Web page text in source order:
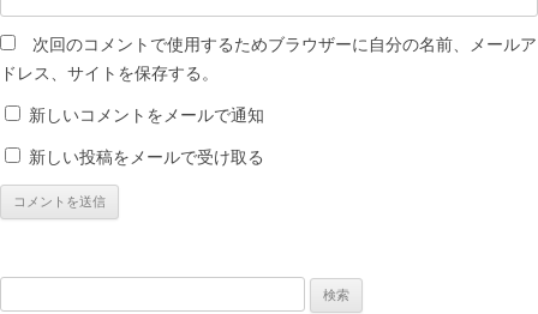
次回のコメントで使用するためブラウザーに自分の名前、メールア
ドレス、サイトを保存する。
新しいコメントをメールで通知
新しい投稿をメールで受け取る